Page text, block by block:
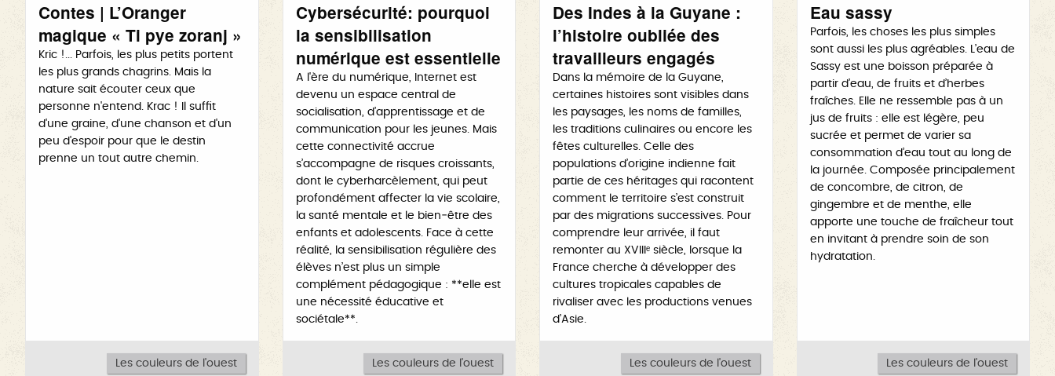
Contes | L’Oranger
magique « Ti pye zoranj »
Kric !... Parfois, les plus petits portent
les plus grands chagrins. Mais la
nature sait écouter ceux que
personne n'entend. Krac ! Il suffit
d'une graine, d'une chanson et d'un
peu d'espoir pour que le destin
prenne un tout autre chemin.
Les couleurs de l'ouest
Cybersécurité: pourquoi
la sensibilisation
numérique est essentielle
A l'ère du numérique, Internet est
devenu un espace central de
socialisation, d’apprentissage et de
communication pour les jeunes. Mais
cette connectivité accrue
s’accompagne de risques croissants,
dont le cyberharcèlement, qui peut
profondément affecter la vie scolaire,
la santé mentale et le bien‑être des
enfants et adolescents. Face à cette
réalité, la sensibilisation régulière des
élèves n’est plus un simple
complément pédagogique : **elle est
une nécessité éducative et
sociétale**.
Les couleurs de l'ouest
Des Indes à la Guyane :
l’histoire oubliée des
travailleurs engagés
Dans la mémoire de la Guyane,
certaines histoires sont visibles dans
les paysages, les noms de familles,
les traditions culinaires ou encore les
fêtes culturelles. Celle des
populations d’origine indienne fait
partie de ces héritages qui racontent
comment le territoire s’est construit
par des migrations successives. Pour
comprendre leur arrivée, il faut
remonter au XVIIIᵉ siècle, lorsque la
France cherche à développer des
cultures tropicales capables de
rivaliser avec les productions venues
d’Asie.
Les couleurs de l'ouest
Eau sassy
Parfois, les choses les plus simples
sont aussi les plus agréables. L’eau de
Sassy est une boisson préparée à
partir d’eau, de fruits et d’herbes
fraîches. Elle ne ressemble pas à un
jus de fruits : elle est légère, peu
sucrée et permet de varier sa
consommation d’eau tout au long de
la journée. Composée principalement
de concombre, de citron, de
gingembre et de menthe, elle
apporte une touche de fraîcheur tout
en invitant à prendre soin de son
hydratation.
Les couleurs de l'ouest